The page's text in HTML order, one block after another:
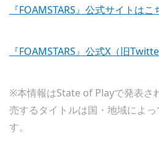
『FOAMSTARS』公式サイトはこ
『FOAMSTARS』公式X（旧
※本情報はState of Playで発表さ
売するタイトルは国・地域によ
す。